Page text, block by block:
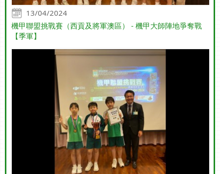
13/04/2024
機甲聯盟挑戰賽（西貢及將軍澳區） - 機甲大師陣地爭奪戰
【季軍】